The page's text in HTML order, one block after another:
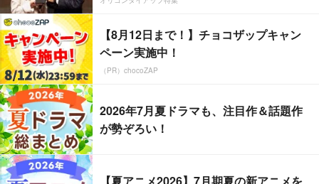
【8月12日まで！】チョコザップキャン
ペーン実施中！
（PR）chocoZAP
2026年7月夏ドラマも、注目作＆話題作
が勢ぞろい！